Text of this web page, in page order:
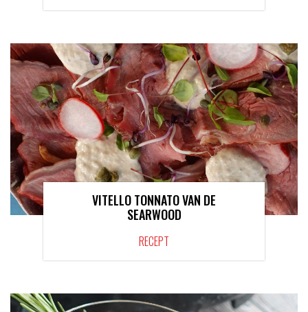
VITELLO TONNATO VAN DE
SEARWOOD
RECEPT